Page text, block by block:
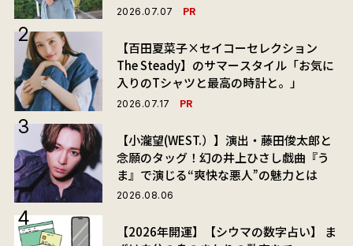
2026.07.07 PR
【百田夏菜子×セイコーセレクション
The Steady】のサマースタイル「お気に
入りのTシャツと最高の時計と。」
2026.07.17 PR
【小瀧望(WEST.）】演出・藤田俊太郎と
念願のタッグ！幻の井上ひさし戯曲『う
ま』で演じる“爽快な悪人”の魅力とは
2026.08.06
【2026年開運】【シウマの数字占い】 ま